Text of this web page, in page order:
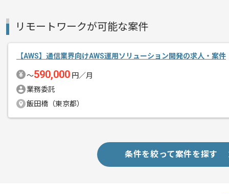
その他募集要項
募集人数
エージェントからのコ
メント
レバテックから複数参画実績がある企
リモートワークが可能な案件
【AWS】通信業界向けAWS運用ソリューション開発の求人・案件
〜590,000 円／月
業務委託
飯田橋（東京都）
条件を絞って案件を探す